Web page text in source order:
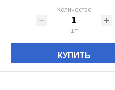
Количество
шт
КУПИТЬ